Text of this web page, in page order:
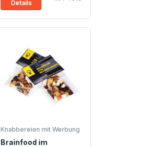
Details
Knabbereien mit Werbung
Brainfood im